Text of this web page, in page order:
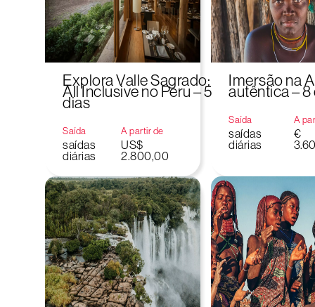
Explora Valle Sagrado:
All Inclusive no Peru – 5
dias
Saída
saídas
diárias
A partir de
US$
2.800,00
Imersão na
autêntica – 8
Saída
saídas
diárias
A
€